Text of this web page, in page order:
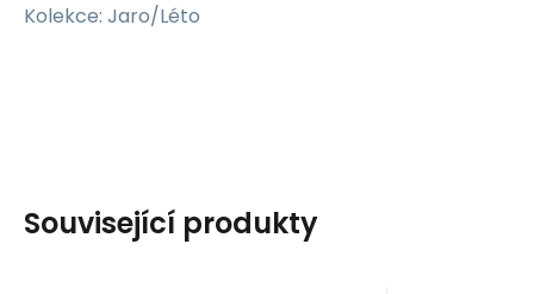
Kolekce: Jaro/Léto
Související produkty